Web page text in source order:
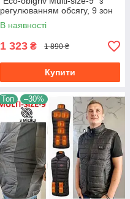
регулюванням обсягу, 9 зон
обігрівання, розмір S
В наявності
1 323 ₴ 1 890 ₴
Купити
Топ –30%